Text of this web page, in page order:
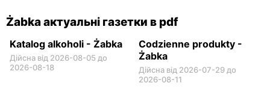
Żabka актуальні газетки в pdf
Katalog alkoholi - Żabka
Дійсна від 2026-08-05 до
2026-08-18
Codzienne produkty -
Żabka
Дійсна від 2026-07-29 до
2026-08-11